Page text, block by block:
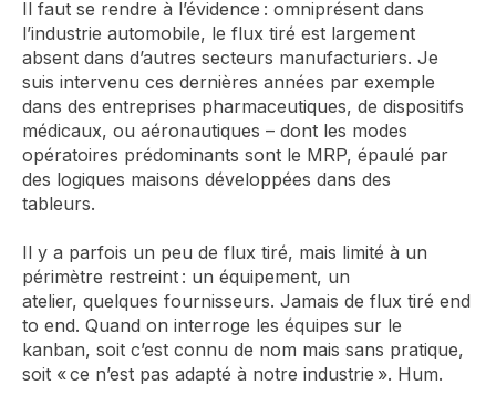
Il faut se rendre à l’évidence : omniprésent dans
l’industrie automobile, le flux tiré est largement
absent dans d’autres secteurs manufacturiers. Je
suis intervenu ces dernières années par exemple
dans des entreprises pharmaceutiques, de dispositifs
médicaux, ou aéronautiques – dont les modes
opératoires prédominants sont le MRP, épaulé par
des logiques maisons développées dans des
tableurs.
Il y a parfois un peu de flux tiré, mais limité à un
périmètre restreint : un équipement, un
atelier, quelques fournisseurs. Jamais de flux tiré end
to end. Quand on interroge les équipes sur le
kanban, soit c’est connu de nom mais sans pratique,
soit « ce n’est pas adapté à notre industrie ». Hum.